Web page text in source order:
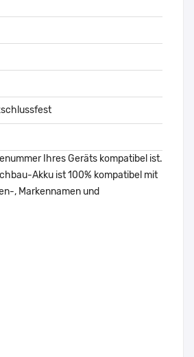
Ihres Geräts kompatibel ist.
Akku ist 100% kompatibel mit
, Markennamen und